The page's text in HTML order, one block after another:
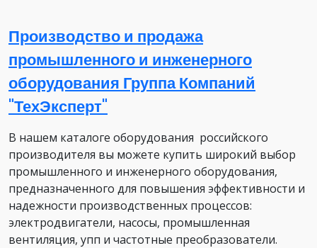
Производство и продажа
промышленного и инженерного
оборудования Группа Компаний
"ТехЭксперт"
В нашем каталоге оборудования российского
производителя вы можете купить широкий выбор
промышленного и инженерного оборудования,
предназначенного для повышения эффективности и
надежности производственных процессов:
электродвигатели, насосы, промышленная
вентиляция, упп и частотные преобразователи.